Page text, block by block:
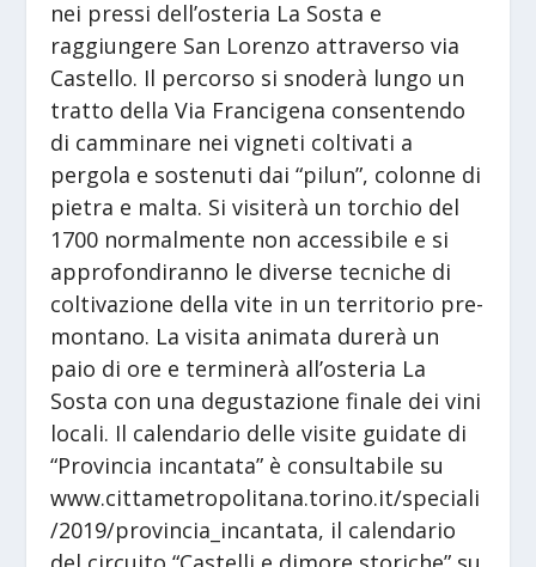
nei pressi dell’osteria La Sosta e
raggiungere San Lorenzo attraverso via
Castello. Il percorso si snoderà lungo un
tratto della Via Francigena consentendo
di camminare nei vigneti coltivati a
pergola e sostenuti dai “pilun”, colonne di
pietra e malta. Si visiterà un torchio del
1700 normalmente non accessibile e si
approfondiranno le diverse tecniche di
coltivazione della vite in un territorio pre-
montano. La visita animata durerà un
paio di ore e terminerà all’osteria La
Sosta con una degustazione finale dei vini
locali. Il calendario delle visite guidate di
“Provincia incantata” è consultabile su
www.cittametropolitana.torino.it/speciali
/2019/provincia_incantata, il calendario